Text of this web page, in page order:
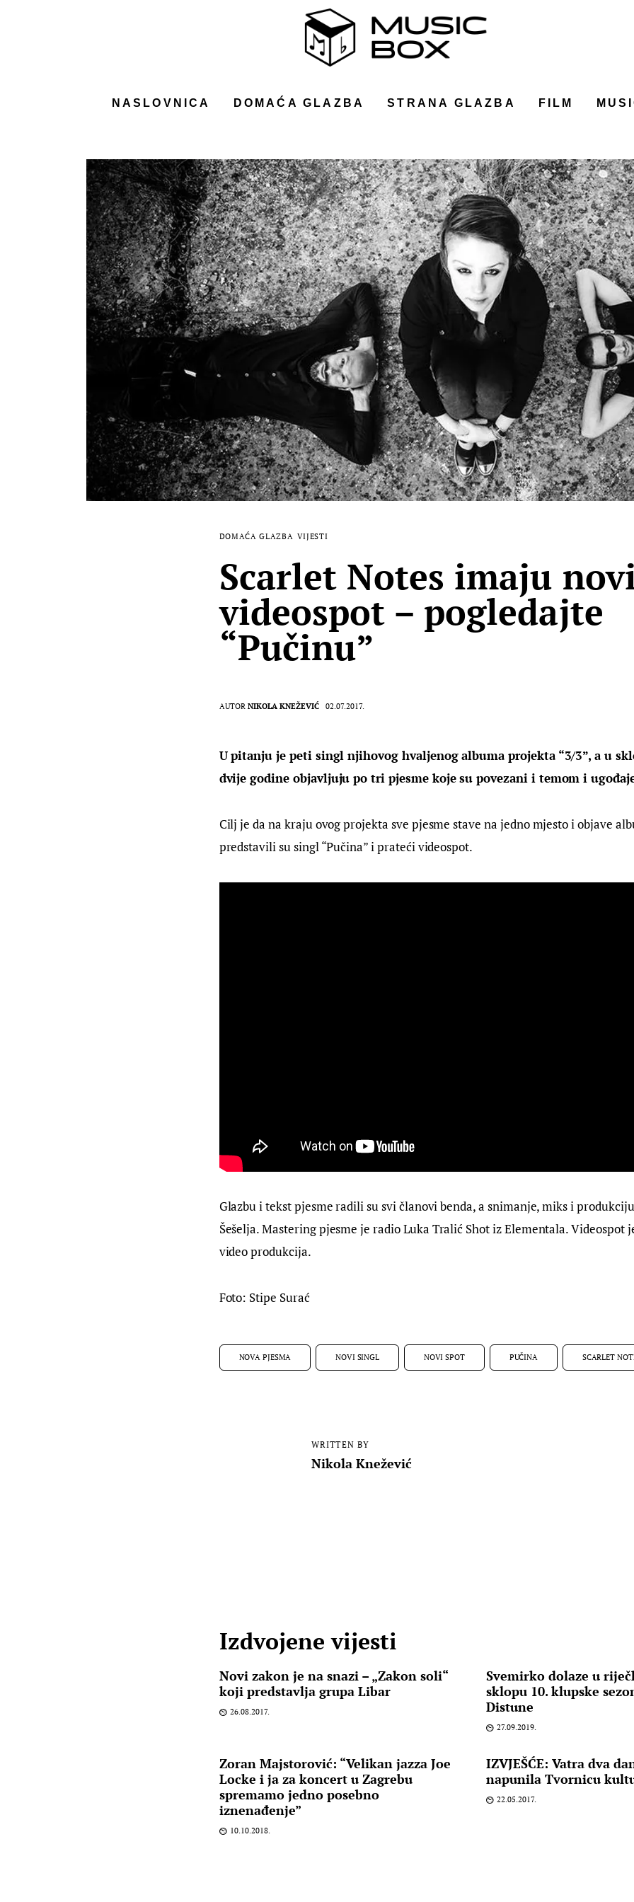
NASLOVNICA DOMAĆA GLAZBA STRANA GLAZBA FILM
DOMAĆA GLAZBA VIJESTI
Scarlet Notes imaju
videospot – pogledajte
“Pučinu”
AUTOR NIKOLA KNEŽEVIĆ 02.07.2017.
U pitanju je peti singl njihovog hvaljenog albuma projekta “3/3”, a u
dvije godine objavljuju po tri pjesme koje su povezani i temom i
Cilj je da na kraju ovog projekta sve pjesme stave na jedno mjesto i objave
predstavili su singl “Pučina” i prateći videospot.
Glazbu i tekst pjesme radili su svi članovi benda, a snimanje, miks i
Šešelja. Mastering pjesme je radio Luka Tralić Shot iz Elementala. Videospot
video produkcija.
Foto: Stipe Surać
NOVA PJESMA NOVI SINGL NOVI SPOT PUČINA SCARLET
WRITTEN BY
Nikola Knežević
Izdvojene vijesti
Novi zakon je na snazi – „Zakon soli“
koji predstavlja grupa Libar
26.08.2017.
Svemirko dolaze u
sklopu 10. klupske
Distune
27.09.2019.
Zoran Majstorović: “Velikan jazza Joe
Locke i ja za koncert u Zagrebu
spremamo jedno posebno
iznenađenje”
10.10.2018.
IZVJEŠĆE: Vatra dva
napunila Tvornicu
22.05.2017.